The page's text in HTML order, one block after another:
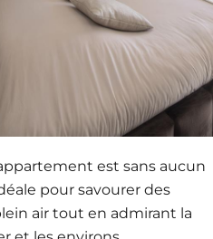
est sans aucun
pour savourer des
air tout en admirant la